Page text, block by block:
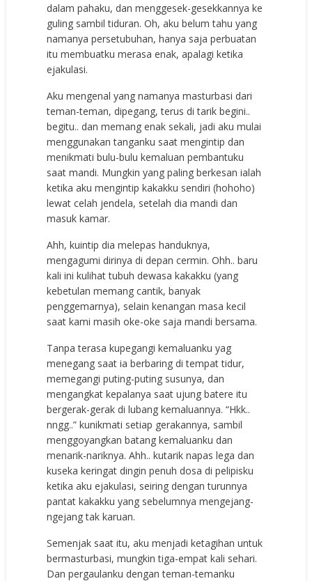
dalam pahaku, dan menggesek-gesekkannya ke
guling sambil tiduran. Oh, aku belum tahu yang
namanya persetubuhan, hanya saja perbuatan
itu membuatku merasa enak, apalagi ketika
ejakulasi.
Aku mengenal yang namanya masturbasi dari
teman-teman, dipegang, terus di tarik begini..
begitu.. dan memang enak sekali, jadi aku mulai
menggunakan tanganku saat mengintip dan
menikmati bulu-bulu kemaluan pembantuku
saat mandi. Mungkin yang paling berkesan ialah
ketika aku mengintip kakakku sendiri (hohoho)
lewat celah jendela, setelah dia mandi dan
masuk kamar.
Ahh, kuintip dia melepas handuknya,
mengagumi dirinya di depan cermin. Ohh.. baru
kali ini kulihat tubuh dewasa kakakku (yang
kebetulan memang cantik, banyak
penggemarnya), selain kenangan masa kecil
saat kami masih oke-oke saja mandi bersama.
Tanpa terasa kupegangi kemaluanku yag
menegang saat ia berbaring di tempat tidur,
memegangi puting-puting susunya, dan
mengangkat kepalanya saat ujung batere itu
bergerak-gerak di lubang kemaluannya. “Hkk..
nngg..” kunikmati setiap gerakannya, sambil
menggoyangkan batang kemaluanku dan
menarik-nariknya. Ahh.. kutarik napas lega dan
kuseka keringat dingin penuh dosa di pelipisku
ketika aku ejakulasi, seiring dengan turunnya
pantat kakakku yang sebelumnya mengejang-
ngejang tak karuan.
Semenjak saat itu, aku menjadi ketagihan untuk
bermasturbasi, mungkin tiga-empat kali sehari.
Dan pergaulanku dengan teman-temanku